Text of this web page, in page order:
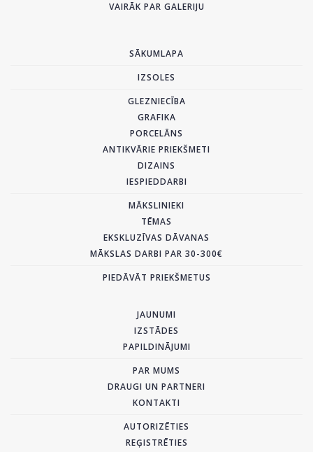
VAIRĀK PAR GALERIJU
SĀKUMLAPA
IZSOLES
GLEZNIECĪBA
GRAFIKA
PORCELĀNS
ANTIKVĀRIE PRIEKŠMETI
DIZAINS
IESPIEDDARBI
MĀKSLINIEKI
TĒMAS
EKSKLUZĪVAS DĀVANAS
MĀKSLAS DARBI PAR 30-300€
PIEDĀVĀT PRIEKŠMETUS
JAUNUMI
IZSTĀDES
PAPILDINĀJUMI
PAR MUMS
DRAUGI UN PARTNERI
KONTAKTI
AUTORIZĒTIES
REĢISTRĒTIES